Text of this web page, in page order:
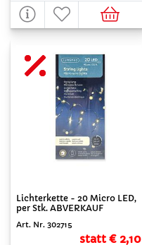
Lichterkette - 20 Micro LED,
per Stk. ABVERKAUF
Art. Nr. 302715
statt € 2,10